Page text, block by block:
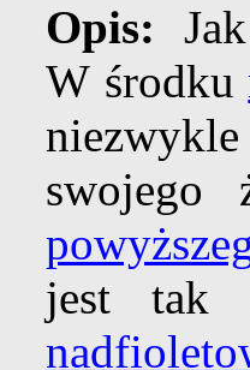
Opis:
W środku
swojego
jest tak